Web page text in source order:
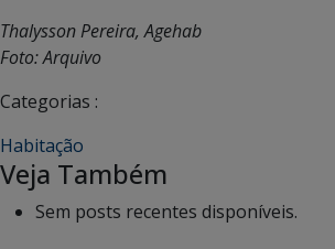
Thalysson Pereira, Agehab
Foto: Arquivo
Categorias :
Habitação
Veja Também
Sem posts recentes disponíveis.